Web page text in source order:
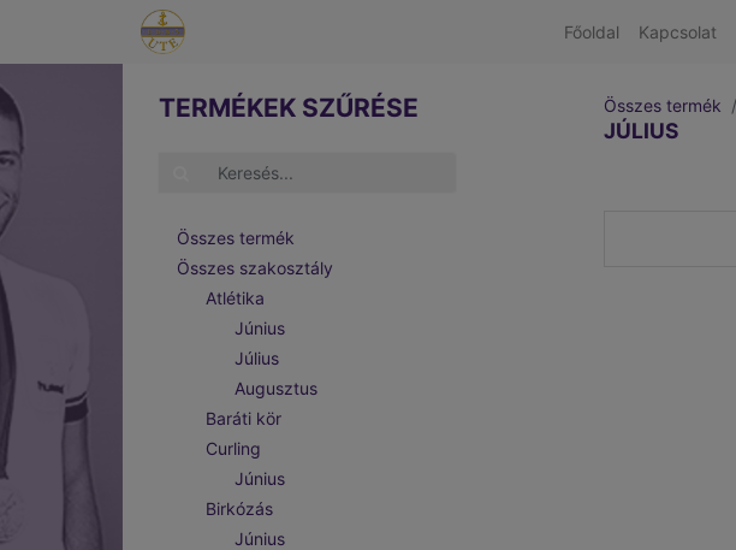
Főoldal Kapcsolat
TERMÉKEK SZŰRÉSE
Összes termék
Összes szakosztály
Atlétika
Június
Július
Augusztus
Baráti kör
Curling
Június
Birkózás
Június
Összes termék
JÚLIUS